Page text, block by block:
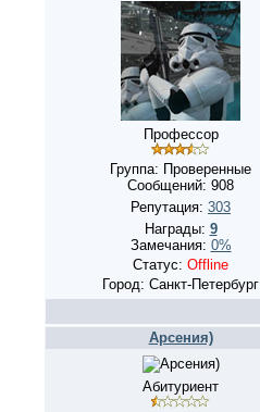
Профессор
Группа: Проверенные
Сообщений: 908
Репутация: 303
Награды: 9
Замечания: 0%
Статус: Offline
Город: Санкт-Петербург
Арсения)
Абитуриент